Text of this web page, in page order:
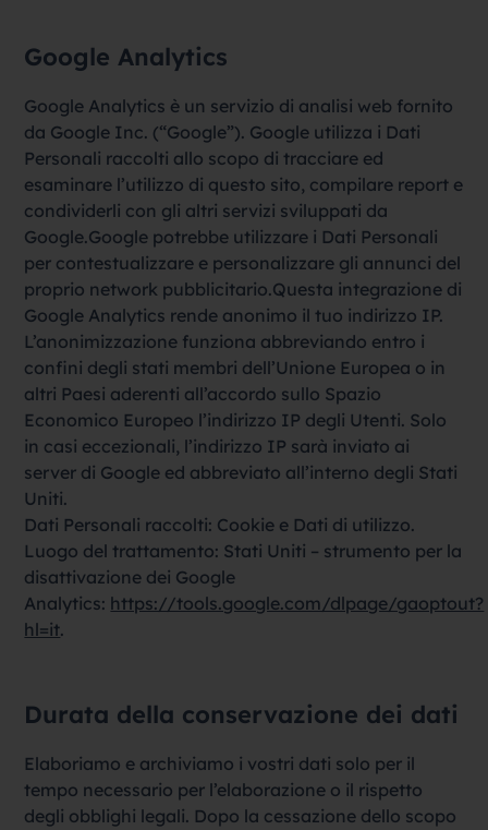
Google Analytics
Google Analytics è un servizio di analisi web fornito
da Google Inc. (“Google”). Google utilizza i Dati
Personali raccolti allo scopo di tracciare ed
esaminare l’utilizzo di questo sito, compilare report e
condividerli con gli altri servizi sviluppati da
Google.Google potrebbe utilizzare i Dati Personali
per contestualizzare e personalizzare gli annunci del
proprio network pubblicitario.Questa integrazione di
Google Analytics rende anonimo il tuo indirizzo IP.
L’anonimizzazione funziona abbreviando entro i
confini degli stati membri dell’Unione Europea o in
altri Paesi aderenti all’accordo sullo Spazio
Economico Europeo l’indirizzo IP degli Utenti. Solo
in casi eccezionali, l’indirizzo IP sarà inviato ai
server di Google ed abbreviato all’interno degli Stati
Uniti.
Dati Personali raccolti: Cookie e Dati di utilizzo.
Luogo del trattamento: Stati Uniti – strumento per la
disattivazione dei Google
Analytics: https://tools.google.com/dlpage/gaoptout?
hl=it.
Durata della conservazione dei dati
Elaboriamo e archiviamo i vostri dati solo per il
tempo necessario per l’elaborazione o il rispetto
degli obblighi legali. Dopo la cessazione dello scopo